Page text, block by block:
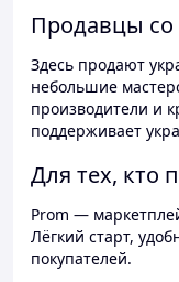
Продавцы
Здесь продают
небольшие
производители и
поддерживает
Для тех, кто
Prom —
Лёгкий старт,
покупателей.